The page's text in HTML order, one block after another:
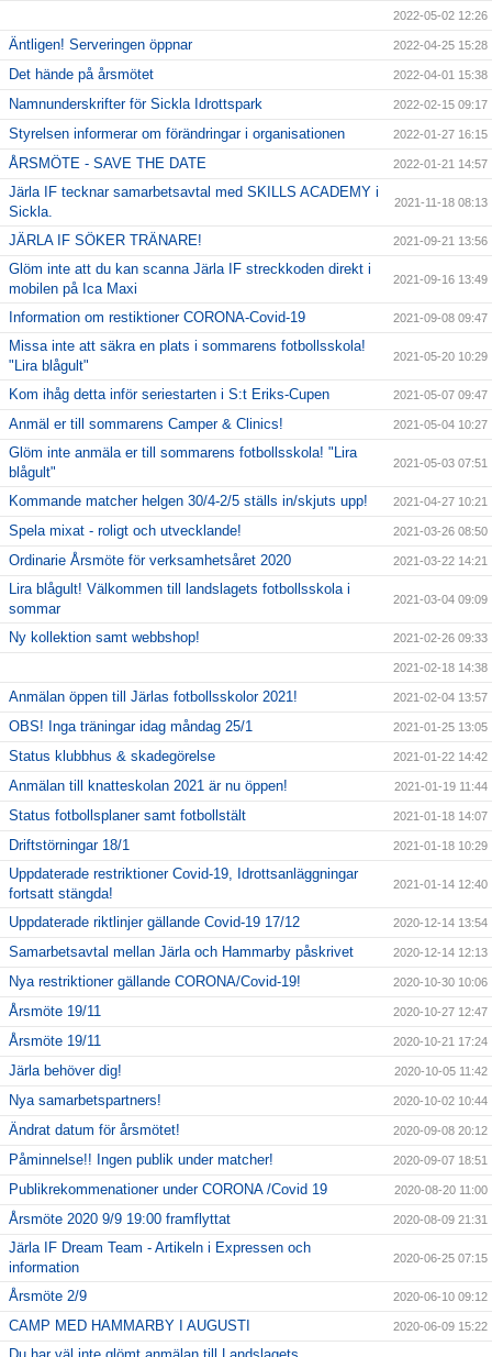
2022-05-02 12:26
Äntligen! Serveringen öppnar 2022-04-25 15:28
Det hände på årsmötet 2022-04-01 15:38
Namnunderskrifter för Sickla Idrottspark 2022-02-15 09:17
Styrelsen informerar om förändringar i organisationen 2022-01-27 16:15
ÅRSMÖTE - SAVE THE DATE 2022-01-21 14:57
Järla IF tecknar samarbetsavtal med SKILLS ACADEMY i
Sickla.
2021-11-18 08:13
JÄRLA IF SÖKER TRÄNARE! 2021-09-21 13:56
Glöm inte att du kan scanna Järla IF streckkoden direkt i
mobilen på Ica Maxi
2021-09-16 13:49
Information om restiktioner CORONA-Covid-19 2021-09-08 09:47
Missa inte att säkra en plats i sommarens fotbollsskola!
"Lira blågult"
2021-05-20 10:29
Kom ihåg detta inför seriestarten i S:t Eriks-Cupen 2021-05-07 09:47
Anmäl er till sommarens Camper & Clinics! 2021-05-04 10:27
Glöm inte anmäla er till sommarens fotbollsskola! "Lira
blågult"
2021-05-03 07:51
Kommande matcher helgen 30/4-2/5 ställs in/skjuts upp! 2021-04-27 10:21
Spela mixat - roligt och utvecklande! 2021-03-26 08:50
Ordinarie Årsmöte för verksamhetsåret 2020 2021-03-22 14:21
Lira blågult! Välkommen till landslagets fotbollsskola i
sommar
2021-03-04 09:09
Ny kollektion samt webbshop! 2021-02-26 09:33
2021-02-18 14:38
Anmälan öppen till Järlas fotbollsskolor 2021! 2021-02-04 13:57
OBS! Inga träningar idag måndag 25/1 2021-01-25 13:05
Status klubbhus & skadegörelse 2021-01-22 14:42
Anmälan till knatteskolan 2021 är nu öppen! 2021-01-19 11:44
Status fotbollsplaner samt fotbollstält 2021-01-18 14:07
Driftstörningar 18/1 2021-01-18 10:29
Uppdaterade restriktioner Covid-19, Idrottsanläggningar
fortsatt stängda!
2021-01-14 12:40
Uppdaterade riktlinjer gällande Covid-19 17/12 2020-12-14 13:54
Samarbetsavtal mellan Järla och Hammarby påskrivet 2020-12-14 12:13
Nya restriktioner gällande CORONA/Covid-19! 2020-10-30 10:06
Årsmöte 19/11 2020-10-27 12:47
Årsmöte 19/11 2020-10-21 17:24
Järla behöver dig! 2020-10-05 11:42
Nya samarbetspartners! 2020-10-02 10:44
Ändrat datum för årsmötet! 2020-09-08 20:12
Påminnelse!! Ingen publik under matcher! 2020-09-07 18:51
Publikrekommenationer under CORONA /Covid 19 2020-08-20 11:00
Årsmöte 2020 9/9 19:00 framflyttat 2020-08-09 21:31
Järla IF Dream Team - Artikeln i Expressen och
information
2020-06-25 07:15
Årsmöte 2/9 2020-06-10 09:12
CAMP MED HAMMARBY I AUGUSTI 2020-06-09 15:22